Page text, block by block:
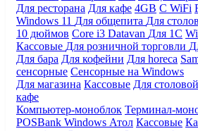
Для ресторана Для кафе 4GB С WiFi
Windows 11 Для общепита Для
10 дюймов Core i3 Datavan Для 1С
Кассовые Для розничной торговли
Для бара Для кофейни Для horeca
сенсорные Сенсорные на Windows
Для магазина Кассовые Для столовой
кафе
Компьютер-моноблок Терминал-
POSBank Windows Атол Кассовые